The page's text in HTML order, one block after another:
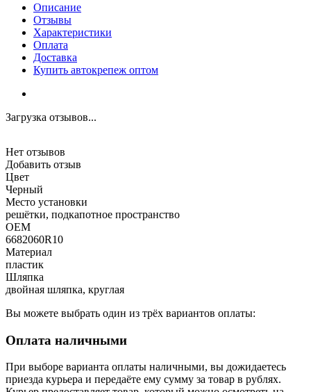
Описание
Отзывы
Характеристики
Оплата
Доставка
Купить автокрепеж оптом
Загрузка отзывов...
Нет отзывов
Добавить отзыв
Цвет
Черный
Место установки
решётки, подкапотное пространство
OEM
6682060R10
Материал
пластик
Шляпка
двойная шляпка, круглая
Вы можете выбрать один из трёх вариантов оплаты:
Оплата наличными
При выборе варианта оплаты наличными, вы дожидаетесь
приезда курьера и передаёте ему сумму за товар в рублях.